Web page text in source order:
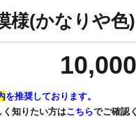
様(かなりや色)
10,000
を推奨しております。
知りたい方はこちらでご確認